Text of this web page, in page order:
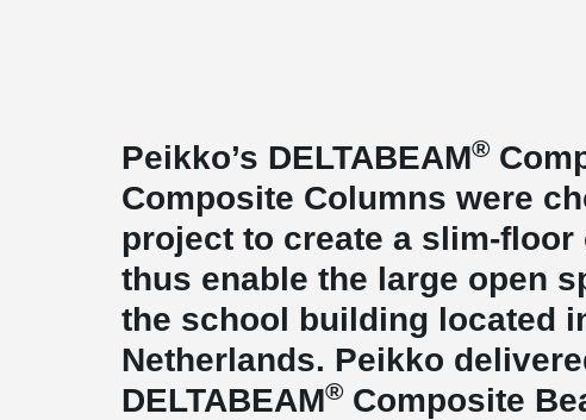
Peikko’s DELTABEAM®
Composite Columns were
project to create a slim-
thus enable the large open
the school building located
Netherlands. Peikko
DELTABEAM® Composite